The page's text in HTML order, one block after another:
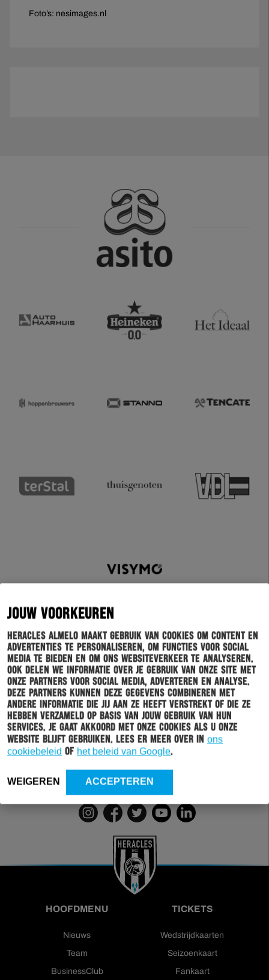
JOUW VOORKEUREN
Heracles Almelo maakt gebruik van cookies om content en
advertenties te personaliseren, om functies voor social
media te bieden en om ons websiteverkeer te analyseren.
Ook delen we informatie over je gebruik van onze site met
onze partners voor social media, adverteren en analyse.
Deze partners kunnen deze gegevens combineren met
andere informatie die jij aan ze heeft verstrekt of die ze
hebben verzameld op basis van jouw gebruik van hun
services. Je gaat akkoord met onze cookies als u onze
website blijft gebruiken. Lees er meer over in ons
cookiebeleid of het beleid van Google.
WEIGEREN ACCEPTEREN
Foto’s: nesimages.nl
Schrijf je in voor onze nieuwsbrief
Wil jij altijd en overal op de hoogte gehouden worden
van al het clubnieuws? Schrijf je dan in voor de
nieuwsbrief van Heracles Almelo. Doordat je zelf aan
kan geven welk nieuws jij van ons wil ontvangen,
sturen wij alleen nieuws wat voor jou relevant is.
INSCHRIJVEN
HOOFDMENU
Nieuws
Team
BusinessClub
TICKETS
Wedstrijdkaarten
Seizoenkaart
Fankaart